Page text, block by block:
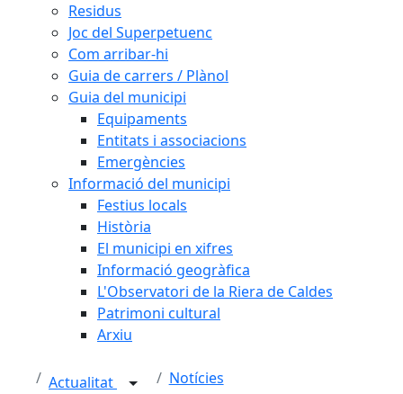
Residus
Joc del Superpetuenc
Com arribar-hi
Guia de carrers / Plànol
Guia del municipi
Equipaments
Entitats i associacions
Emergències
Informació del municipi
Festius locals
Història
El municipi en xifres
Informació geogràfica
L'Observatori de la Riera de Caldes
Patrimoni cultural
Arxiu
Actualitat Notícies